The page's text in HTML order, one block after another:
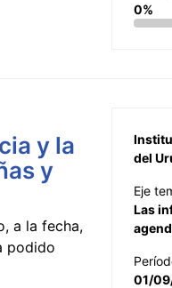
0%
y la
y
a la fecha,
podido
del
Eje
Las
01/